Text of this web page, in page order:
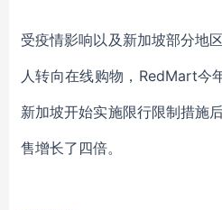
受疫情影响以及新加坡部分地
人转向在线购物，RedMart今
新加坡开始实施限行限制措施
售增长了四倍。